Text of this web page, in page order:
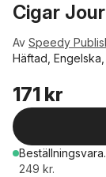
Cigar
Av Speedy
Häftad, Engelska,
171 kr
Beställningsvara.
249 kr.